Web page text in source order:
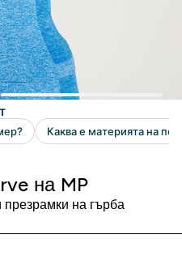
на MP
презрамки на гърба